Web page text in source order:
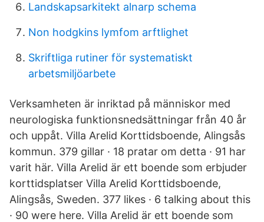
Landskapsarkitekt alnarp schema
Non hodgkins lymfom arftlighet
Skriftliga rutiner för systematiskt
arbetsmiljöarbete
Verksamheten är inriktad på människor med
neurologiska funktionsnedsättningar från 40 år
och uppåt. Villa Arelid Korttidsboende, Alingsås
kommun. 379 gillar · 18 pratar om detta · 91 har
varit här. Villa Arelid är ett boende som erbjuder
korttidsplatser Villa Arelid Korttidsboende,
Alingsås, Sweden. 377 likes · 6 talking about this
· 90 were here. Villa Arelid är ett boende som